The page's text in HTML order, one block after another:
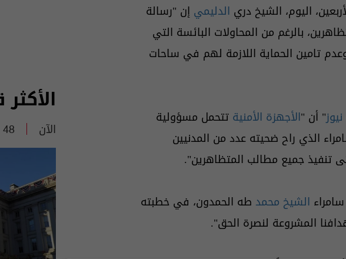
اليوم، الشيخ دري الدليمي إن "رسالة
بالرغم من المحاولات البائسة التي
تامين الحماية اللازمة لهم في ساحات
" أن "الأجهزة الأمنية تتحمل مسؤولية
الذي راح ضحيته عدد من المدنيين
تنفيذ جميع مطالب المتظاهرين".
الشيخ محمد طه الحمدون، في خطبته
المشروعة لنصرة الحق".
الآن 48 ساعة